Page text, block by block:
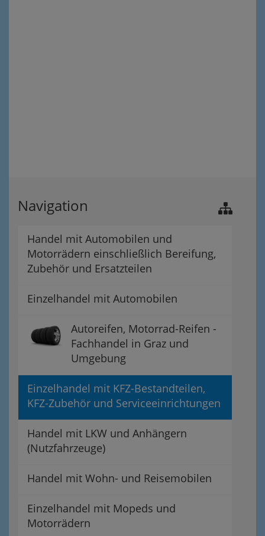
Navigation
Handel mit Automobilen und
Motorrädern einschließlich Bereifung,
Zubehör und Ersatzteilen
Einzelhandel mit Automobilen
Autoreifen, Motorrad-Reifen -
Fachhandel in Graz und
Umgebung
Einzelhandel mit KFZ-Bestandteilen,
KFZ-Zubehör und Serviceeinrichtungen
Handel mit LKW und Anhängern
(Nutzfahrzeuge)
Handel mit Wohn- und Reisemobilen
Einzelhandel mit Mopeds und
Motorrädern